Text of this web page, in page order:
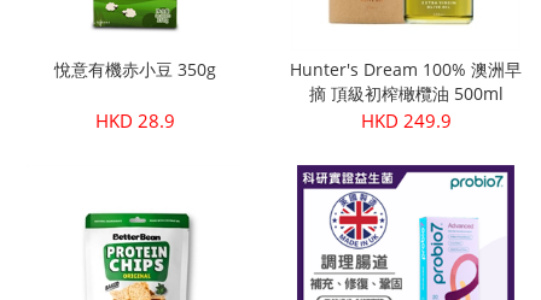
Organic
悅意有機赤小豆 350g
HKD 28.9
Hunter's Dream 100% 澳洲早
摘 頂級初榨橄欖油 500ml
HKD 249.9